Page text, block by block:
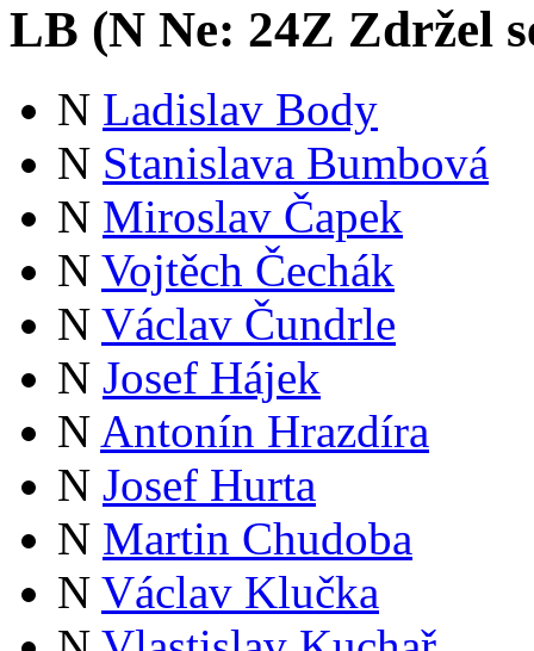
LB (N Ne: 24Z Zdržel
N Ladislav Body
N Stanislava Bumbová
N Miroslav Čapek
N Vojtěch Čechák
N Václav Čundrle
N Josef Hájek
N Antonín Hrazdíra
N Josef Hurta
N Martin Chudoba
N Václav Klučka